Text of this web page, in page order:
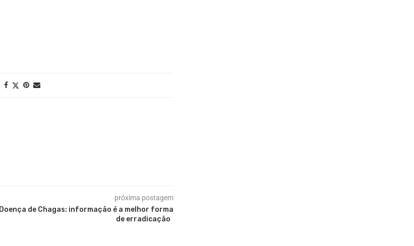
próxima postagem
Doença de Chagas: informação é a melhor forma
de erradicação